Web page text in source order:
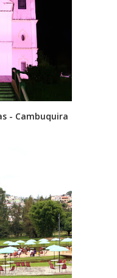
- Cambuquira